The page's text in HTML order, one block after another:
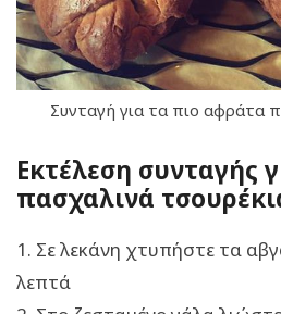
Συνταγή για τα πιο αφράτα
Εκτέλεση συνταγής
πασχαλινά
1. Σε λεκάνη χτυπήστε τα
λεπτά